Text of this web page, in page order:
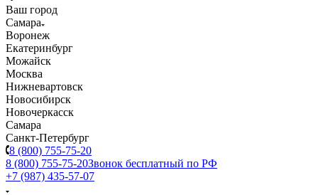
Ваш город
Самара
Воронеж
Екатеринбург
Можайск
Москва
Нижневартовск
Новосибирск
Новочеркасск
Самара
Санкт-Петербург
8 (800) 755-75-20
8 (800) 755-75-20Звонок бесплатный по РФ
+7 (987) 435-57-07